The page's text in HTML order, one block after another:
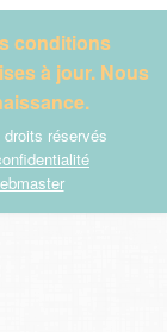
conditions
à jour. Nous
réservés